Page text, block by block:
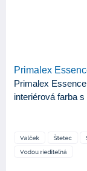
Primalex
Primalex
interiérová farba